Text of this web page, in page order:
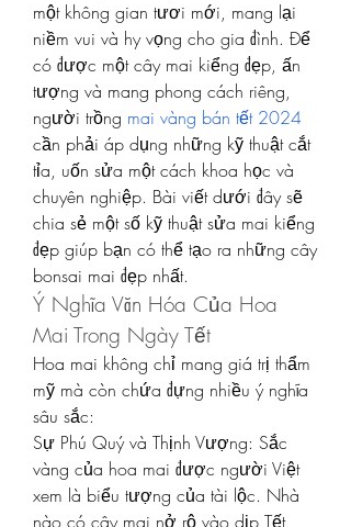
một không gian tươi mới, mang lại
niềm vui và hy vọng cho gia đình. Để
có được một cây mai kiểng đẹp, ấn
tượng và mang phong cách riêng,
người trồng mai vàng bán tết 2024
cần phải áp dụng những kỹ thuật cắt
tỉa, uốn sửa một cách khoa học và
chuyên nghiệp. Bài viết dưới đây sẽ
chia sẻ một số kỹ thuật sửa mai kiểng
đẹp giúp bạn có thể tạo ra những cây
bonsai mai đẹp nhất.
Ý Nghĩa Văn Hóa Của Hoa
Mai Trong Ngày Tết
Hoa mai không chỉ mang giá trị thẩm
mỹ mà còn chứa đựng nhiều ý nghĩa
sâu sắc:
Sự Phú Quý và Thịnh Vượng: Sắc
vàng của hoa mai được người Việt
xem là biểu tượng của tài lộc. Nhà
nào có cây mai nở rộ vào dịp Tết,